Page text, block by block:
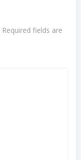
Required fields are